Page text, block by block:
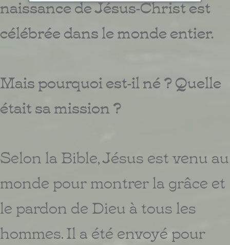
naissance de Jésus-Christ est
célébrée dans le monde entier.
Mais pourquoi est-il né ? Quelle
était sa mission ?
Selon la Bible, Jésus est venu au
monde pour montrer la grâce et
le pardon de Dieu à tous les
hommes. Il a été envoyé pour